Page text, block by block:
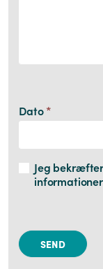
Dato*
Jeg